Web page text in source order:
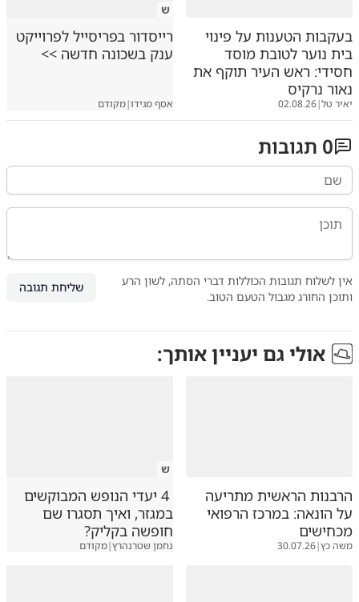
בעקבות הטענות על פינוי
בית נוער לטובת מוסד
חסידי: ראש העיר תוקף את
נאור נרקיס
יאיר טל|
02.08.26
ש
רייסדור בפריסייל לפרוייקט
ענק בשכונה חדשה >>
אסף מגידו|מקודם
0 תגובות
אין לשלוח תגובות הכוללות דברי הסתה, לשון הרע
ותוכן החורג מגבול הטעם הטוב.
שליחת תגובה
אולי גם יעניין אותך:
הרבנות הראשית מתריעה
על הונאה: במרכז הרפואי
מכחישים
משה כץ|
30.07.26
ש
4 יעדי הנופש המבוקשים
במגזר, ואיך תסגרו שם
חופשה בקליק?
נחמן שטרנהרץ|מקודם